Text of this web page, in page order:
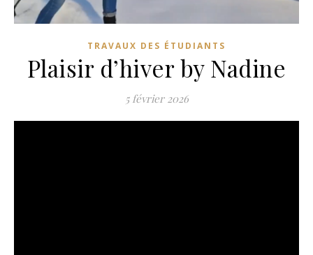
TRAVAUX DES ÉTUDIANTS
Plaisir d’hiver by Nadine
5 février 2026